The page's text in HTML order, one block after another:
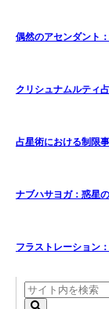
偶然のアセンダント
クリシュナムルティ
占星術における制限
ナブハサヨガ：惑星
フラストレーション